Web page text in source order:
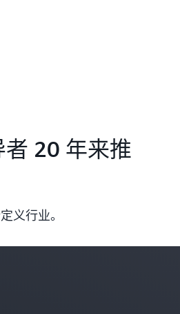
20 年来推
义行业。